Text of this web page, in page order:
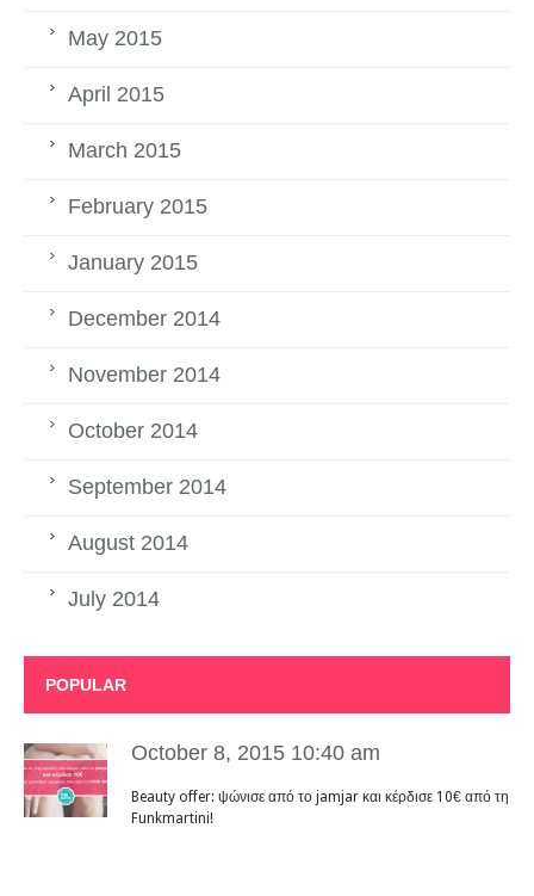
May 2015
April 2015
March 2015
February 2015
January 2015
December 2014
November 2014
October 2014
September 2014
August 2014
July 2014
POPULAR
October 8, 2015 10:40 am
Beauty offer: ψώνισε από το jamjar και κέρδισε 10€ από τη
Funkmartini!